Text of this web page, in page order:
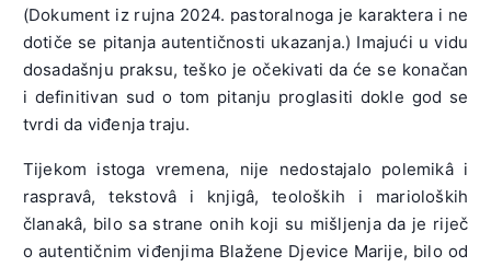
(Dokument iz rujna 2024. pastoralnoga je karaktera i ne
dotiče se pitanja autentičnosti ukazanja.) Imajući u vidu
dosadašnju praksu, teško je očekivati da će se konačan
i definitivan sud o tom pitanju proglasiti dokle god se
tvrdi da viđenja traju.
Tijekom istoga vremena, nije nedostajalo polemikâ i
raspravâ, tekstovâ i knjigâ, teoloških i marioloških
članakâ, bilo sa strane onih koji su mišljenja da je riječ
o autentičnim viđenjima Blažene Djevice Marije, bilo od